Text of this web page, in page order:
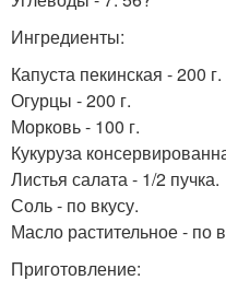
Ингредиенты:
Капуста пекинская - 200 г.
Огурцы - 200 г.
Морковь - 100 г.
Кукуруза
Листья салата - 1/2 пучка.
Соль - по вкусу.
Масло растительное - по
Приготовление: